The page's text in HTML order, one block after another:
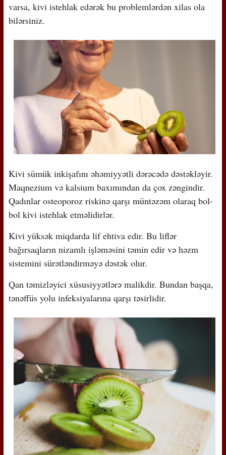
varsa, kivi istehlak edərək bu problemlərdən xilas ola
bilərsiniz.
Kivi sümük inkişafını əhəmiyyətli dərəcədə dəstəkləyir.
Maqnezium və kalsium baxımından da çox zəngindir.
Qadınlar osteoporoz riskinə qarşı müntəzəm olaraq bol-
bol kivi istehlak etməlidirlər.
Kivi yüksək miqdarda lif ehtiva edir. Bu liflər
bağırsaqların nizamlı işləməsini təmin edir və həzm
sistemini sürətləndirməyə dəstək olur.
Qan təmizləyici xüsusiyyətlərə malikdir. Bundan başqa,
tənəffüs yolu infeksiyalarına qarşı təsirlidir.